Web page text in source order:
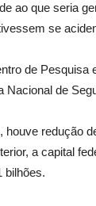
ao que seria
se
de Pesquisa
Nacional de
houve redução
a capital
bilhões.